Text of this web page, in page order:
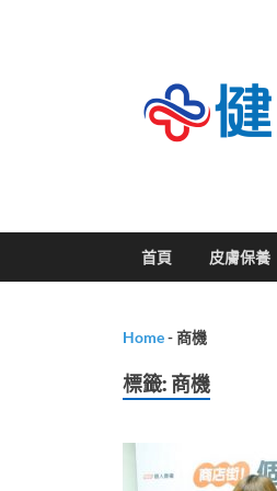
首頁 皮膚保養
Home-商機
標籤: 商機